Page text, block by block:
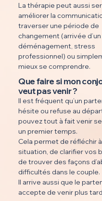
La thérapie peut aussi
améliorer la
traverser une période de
changement (arrivée
déménagement, stress
professionnel) ou
mieux se comprendre.
Que faire si mon
veut pas venir ?
Il est fréquent qu’un
hésite ou refuse au
pouvez tout à fait venir
un premier temps.
Cela permet de réfléchir
situation, de clarifier vos
de trouver des façons
difficultés dans le couple.
Il arrive aussi que le
accepte de venir plus